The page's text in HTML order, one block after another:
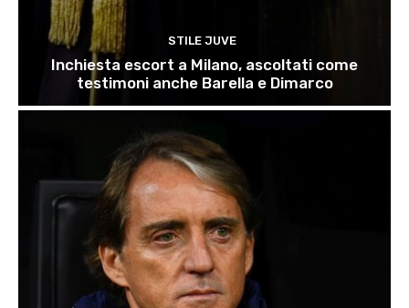
STILE JUVE
Inchiesta escort a Milano, ascoltati come
testimoni anche Barella e Dimarco